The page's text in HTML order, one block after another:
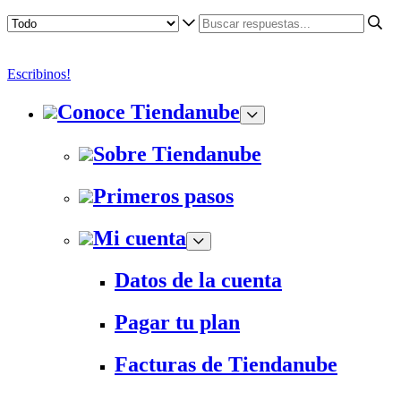
Escribinos!
Conoce Tiendanube
Sobre Tiendanube
Primeros pasos
Mi cuenta
Datos de la cuenta
Pagar tu plan
Facturas de Tiendanube